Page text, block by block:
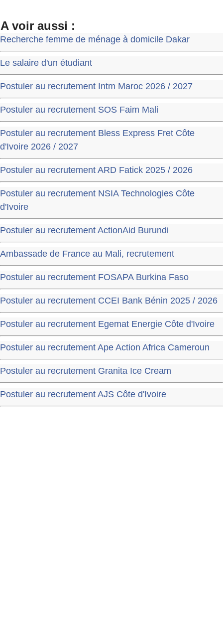
A voir aussi :
Recherche femme de ménage à domicile Dakar
Le salaire d'un étudiant
Postuler au recrutement Intm Maroc 2026 / 2027
Postuler au recrutement SOS Faim Mali
Postuler au recrutement Bless Express Fret Côte
d'Ivoire 2026 / 2027
Postuler au recrutement ARD Fatick 2025 / 2026
Postuler au recrutement NSIA Technologies Côte
d'Ivoire
Postuler au recrutement ActionAid Burundi
Ambassade de France au Mali, recrutement
Postuler au recrutement FOSAPA Burkina Faso
Postuler au recrutement CCEI Bank Bénin 2025 / 2026
Postuler au recrutement Egemat Energie Côte d'Ivoire
Postuler au recrutement Ape Action Africa Cameroun
Postuler au recrutement Granita Ice Cream
Postuler au recrutement AJS Côte d'Ivoire